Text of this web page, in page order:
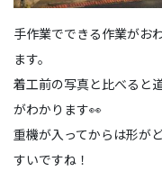
手作業でできる作業がお
ます。
着工前の写真と比べると
がわかります👀
重機が入ってからは形が
すいですね！